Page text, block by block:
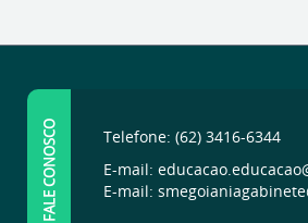
FALE CONOSCO
Telefone: (62) 3416-6344
E-mail:
E-mail: